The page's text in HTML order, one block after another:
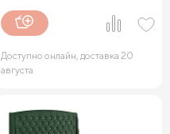
Доступно онлайн, доставка 20
августа